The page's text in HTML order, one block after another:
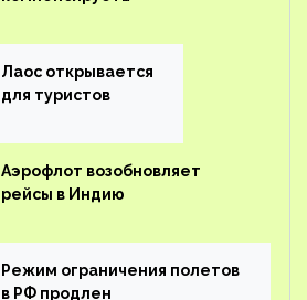
вывоз россиян из-за рубежа
Лаос открывается
для туристов
Аэрофлот возобновляет
рейсы в Индию
Режим ограничения полетов
в РФ продлен